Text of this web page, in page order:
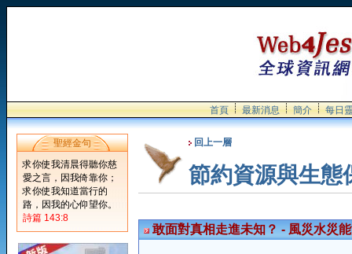
首頁 最新消息 簡介 每日
聖經金句
求你使我清晨得聽你慈
愛之言，因我倚靠你；
求你使我知道當行的
路，因我的心仰望你。
詩篇 143:8
回上一層
節約資源與生態
敢面對真相走進未知？ - 風災水災